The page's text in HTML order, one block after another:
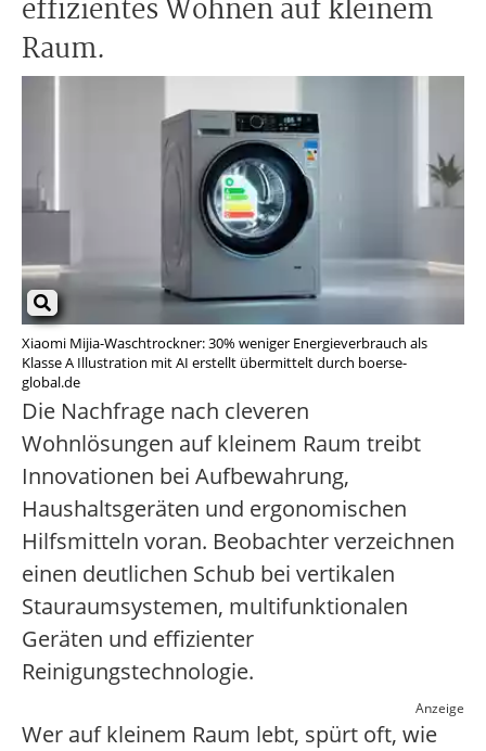
effizientes Wohnen auf kleinem
Raum.
Xiaomi Mijia-Waschtrockner: 30% weniger Energieverbrauch als
Klasse A Illustration mit AI erstellt übermittelt durch boerse-
global.de
Die Nachfrage nach cleveren
Wohnlösungen auf kleinem Raum treibt
Innovationen bei Aufbewahrung,
Haushaltsgeräten und ergonomischen
Hilfsmitteln voran. Beobachter verzeichnen
einen deutlichen Schub bei vertikalen
Stauraumsystemen, multifunktionalen
Geräten und effizienter
Reinigungstechnologie.
Anzeige
Wer auf kleinem Raum lebt, spürt oft, wie